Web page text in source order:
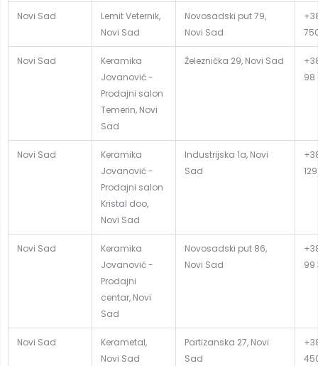
Novi Sad
Lemit Veternik,
Novi Sad
Novosadski put 79,
Novi Sad
Novi Sad
Keramika
Jovanović -
Prodajni salon
Temerin, Novi
Sad
Železnička 29, Novi Sad
98
Novi Sad
Keramika
Jovanović -
Prodajni salon
Kristal doo,
Novi Sad
Industrijska 1a, Novi
Sad
129
Novi Sad
Keramika
Jovanović -
Prodajni
centar, Novi
Sad
Novosadski put 86,
Novi Sad
99
Novi Sad
Kerametal,
Novi Sad
Partizanska 27, Novi
Sad